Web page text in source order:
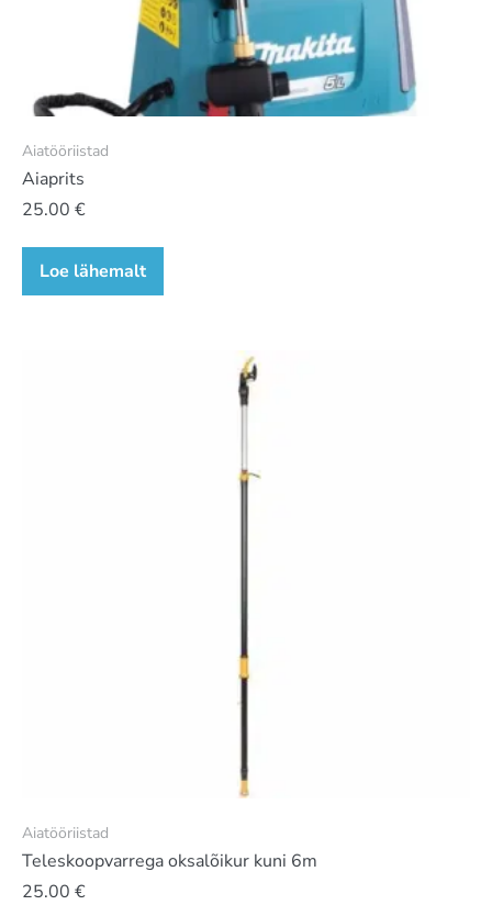
Aiatööriistad
Aiaprits
25.00 €
Loe lähemalt
Aiatööriistad
Teleskoopvarrega oksalõikur kuni 6m
25.00 €